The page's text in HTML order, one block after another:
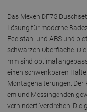
Das Mexen DF73
Lösung für moderne
Edelstahl und ABS und
schwarzen Oberfläche.
mm sind optimal
einen schwenkbaren
Montagehalterungen. Der
cm und Messingenden
verhindert Verdrehen. Die